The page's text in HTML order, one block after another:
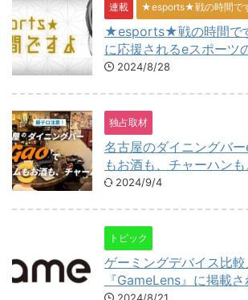
連載 ★esports★戦の時間で
★esports★戦の時間で
に応援されるeスポーツ
2024/8/28
独占取材
名古屋のダイニングバ
もお酒も、チャーハンも
2024/9/4
トピック
ゲーミングデバイス比
『GameLens』に掲載さ